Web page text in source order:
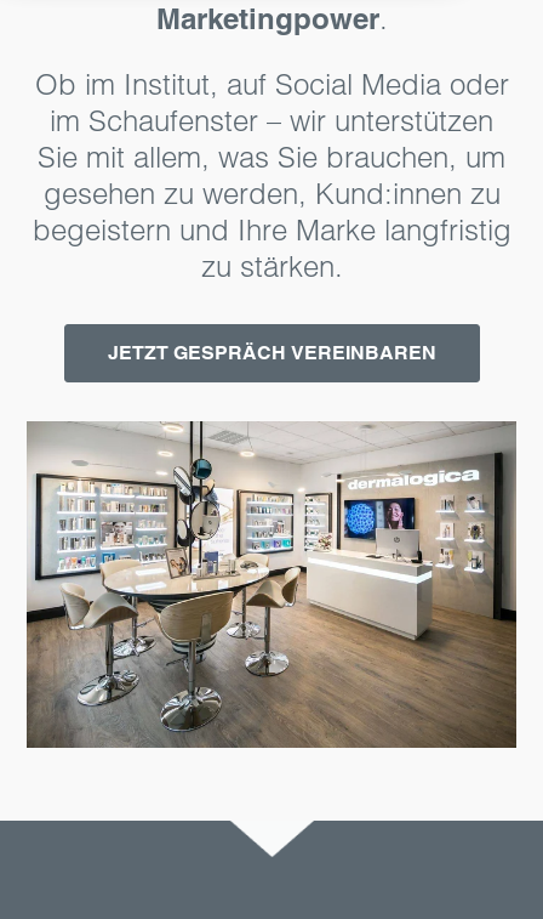
Marketingpower.
Ob im Institut, auf Social Media oder
im Schaufenster – wir unterstützen
Sie mit allem, was Sie brauchen, um
gesehen zu werden, Kund:innen zu
begeistern und Ihre Marke langfristig
zu stärken.
JETZT GESPRÄCH VEREINBAREN